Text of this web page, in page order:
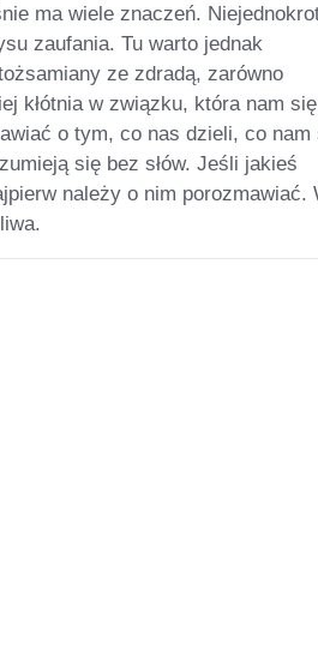
ma wiele znaczeń.
zaufania. Tu warto jednak
ze zdradą, zarówno
kłótnia w związku, która nam
o tym, co nas dzieli, co nam
się bez słów. Jeśli jakieś
należy o nim porozmawiać.